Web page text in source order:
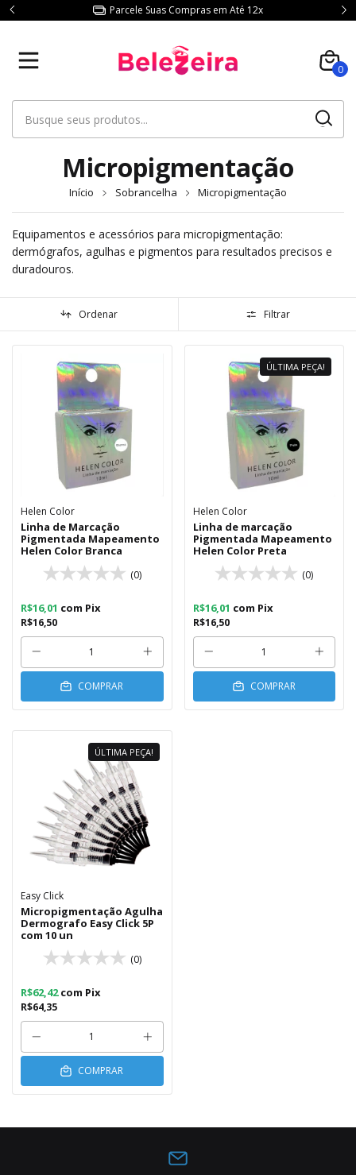
Parcele Suas Compras em Até 12x
0
Micropigmentação
Início Sobrancelha Micropigmentação
Equipamentos e acessórios para micropigmentação:
dermógrafos, agulhas e pigmentos para resultados precisos e
duradouros.
Ordenar Filtrar
Helen Color
Linha de Marcação
Pigmentada Mapeamento
Helen Color Branca
(0)
R$16,50
R$16,01 com Pix
COMPRAR
ÚLTIMA PEÇA!
Helen Color
Linha de marcação
Pigmentada Mapeamento
Helen Color Preta
(0)
R$16,50
R$16,01 com Pix
COMPRAR
ÚLTIMA PEÇA!
Easy Click
Micropigmentação Agulha
Dermografo Easy Click 5P
com 10 un
(0)
R$64,35
R$62,42com Pix
COMPRAR